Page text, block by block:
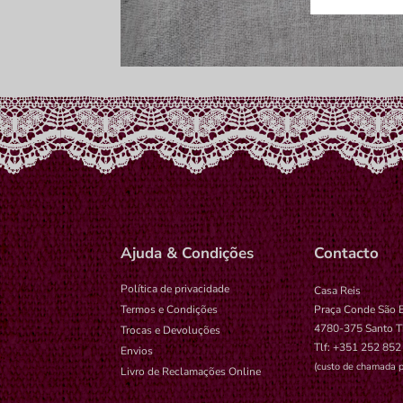
Ajuda & Condições
Política de privacidade
Termos e Condições
Trocas e Devoluções
Envios
Livro de Reclamações Online
Contacto
Casa Reis
Praça Conde São
4780-375 Santo
Tlf: +351 252
(custo de chamada